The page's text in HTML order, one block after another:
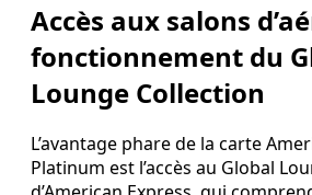
Accès aux salons
fonctionnement du
Lounge Collection
L’avantage phare de la carte
Platinum est l’accès au Global